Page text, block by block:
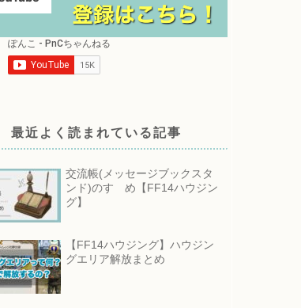
最近よく読まれている記事
交流帳(メッセージブックスタ
ンド)のすゝめ【FF14ハウジン
グ】
【FF14ハウジング】ハウジン
グエリア解放まとめ